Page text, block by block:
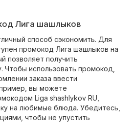
Лига шашлыков
способ сэкономить. Для
промокод Лига шашлыков на
позволяет получить
Чтобы использовать промокод,
заказа ввести
вы можете
Liga shashlykov RU,
на любимые блюда. Убедитесь,
чтобы не упустить